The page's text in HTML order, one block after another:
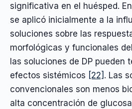
significativa en el huésped.
se aplicó inicialmente a la
soluciones sobre las
morfológicas y funcionales
las soluciones de DP pueden
efectos sistémicos [22] . Las
convencionales son menos
alta concentración de glucosa